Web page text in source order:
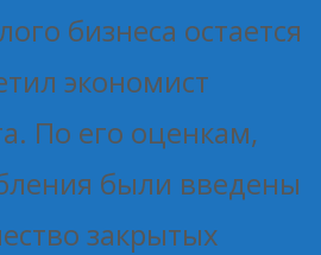
бизнеса остается
экономист
По его оценкам,
были введены
закрытых